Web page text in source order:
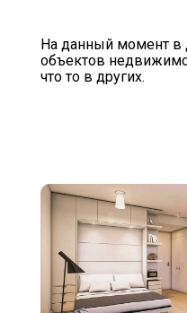
На данный момент в
объектов
что то в других.